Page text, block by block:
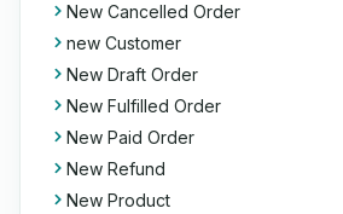
New Cancelled Order
new Customer
New Draft Order
New Fulfilled Order
New Paid Order
New Refund
New Product